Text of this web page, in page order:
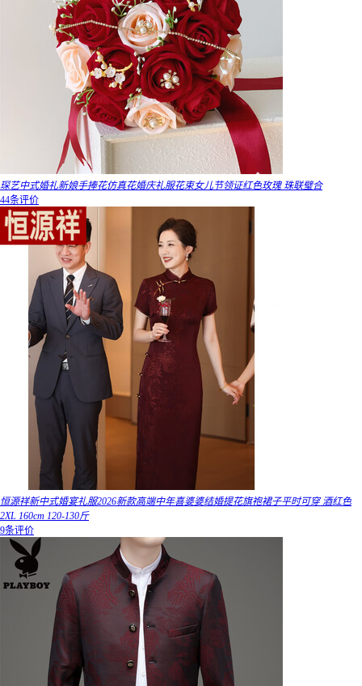
琛艺中式婚礼新娘手捧花仿真花婚庆礼服花束女儿节领证红色玫瑰 珠联璧合
44条评价
恒源祥新中式婚宴礼服2026新款高端中年喜婆婆结婚提花旗袍裙子平时可穿 酒红色
2XL 160cm 120-130斤
9条评价